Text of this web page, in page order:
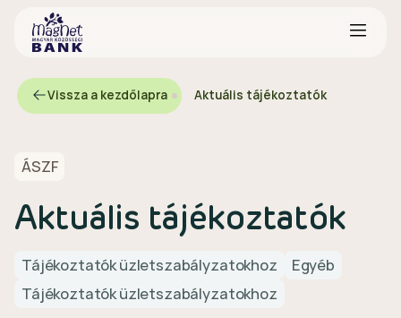
Vissza a kezdőlapra Aktuális tájékoztatók
ÁSZF
Aktuális tájékoztatók
Tájékoztatók üzletszabályzatokhoz
Egyéb
Tájékoztatók üzletszabályzatokhoz